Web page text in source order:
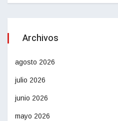
Archivos
agosto 2026
julio 2026
junio 2026
mayo 2026